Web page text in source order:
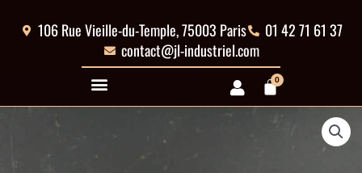
106 Rue Vieille-du-Temple, 75003 Paris
01 42 71 61 37
contact@jl-industriel.com
0
Panier